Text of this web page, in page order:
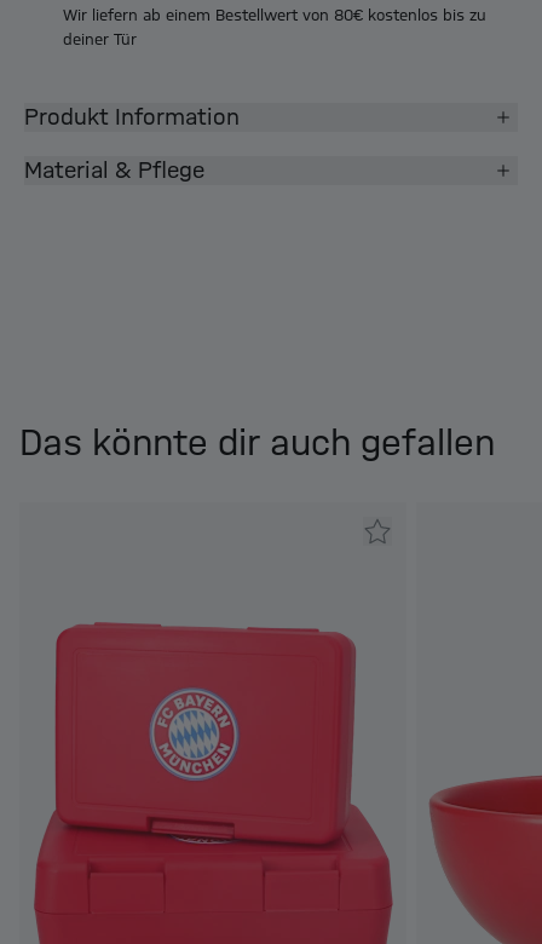
Wir liefern ab einem Bestellwert von 80€ kostenlos bis zu
deiner Tür
Produkt Information
Material & Pflege
Das könnte dir auch gefallen